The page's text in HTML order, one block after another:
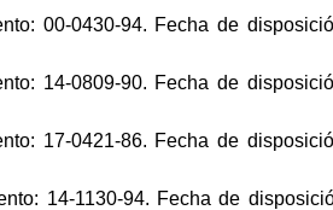
00-0430-94. Fecha de
14-0809-90. Fecha de
17-0421-86. Fecha de
14-1130-94. Fecha de